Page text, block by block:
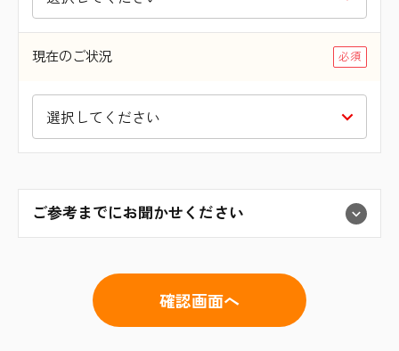
現在のご状況
ご参考までにお聞かせください